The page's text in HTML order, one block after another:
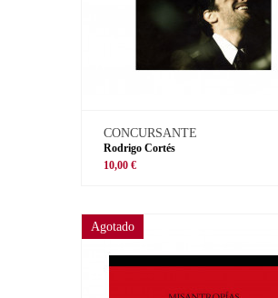
CONCURSANTE
Rodrigo Cortés
10,00 €
Agotado